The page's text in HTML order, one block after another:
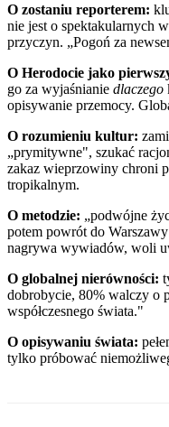
O zostaniu reporterem:
nie jest o spektakularnych
przyczyn. „Pogoń za
O Herodocie jako
go za wyjaśnianie dlaczego
opisywanie przemocy.
O rozumieniu kultur:
„prymitywne", szukać
zakaz wieprzowiny chroni
tropikalnym.
O metodzie: „podwójne
potem powrót do
nagrywa wywiadów, woli
O globalnej nierówności:
dobrobycie, 80% walczy o
współczesnego świata."
O opisywaniu świata:
tylko próbować